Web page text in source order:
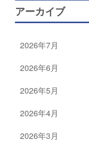
アーカイブ
2026年7月
2026年6月
2026年5月
2026年4月
2026年3月